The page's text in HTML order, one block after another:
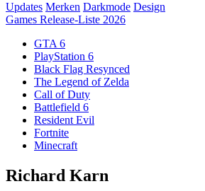
Updates Merken Darkmode Design
Games Release-Liste 2026
GTA 6
PlayStation 6
Black Flag Resynced
The Legend of Zelda
Call of Duty
Battlefield 6
Resident Evil
Fortnite
Minecraft
Richard Karn